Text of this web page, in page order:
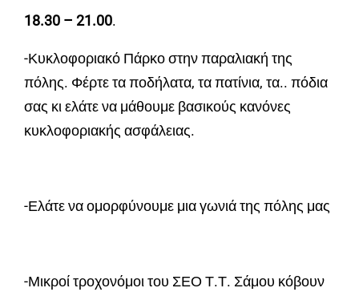
18.30 – 21.00.
-Κυκλοφοριακό Πάρκο στην παραλιακή της
πόλης. Φέρτε τα ποδήλατα, τα πατίνια, τα.. πόδια
σας κι ελάτε να μάθουμε βασικούς κανόνες
κυκλοφοριακής ασφάλειας.
-Ελάτε να ομορφύνουμε μια γωνιά της πόλης μας
-Μικροί τροχονόμοι του ΣΕΟ Τ.Τ. Σάμου κόβουν